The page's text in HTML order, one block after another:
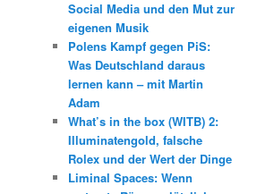
Social Media und den Mut zur
eigenen Musik
Polens Kampf gegen PiS:
Was Deutschland daraus
lernen kann – mit Martin
Adam
What’s in the box (WITB) 2:
Illuminatengold, falsche
Rolex und der Wert der Dinge
Liminal Spaces: Wenn